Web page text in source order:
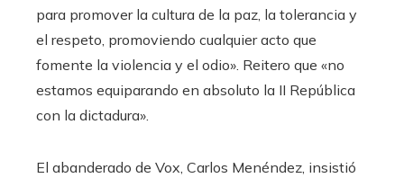
para promover la cultura de la paz, la tolerancia y
el respeto, promoviendo cualquier acto que
fomente la violencia y el odio». Reitero que «no
estamos equiparando en absoluto la II República
con la dictadura».
El abanderado de Vox, Carlos Menéndez, insistió